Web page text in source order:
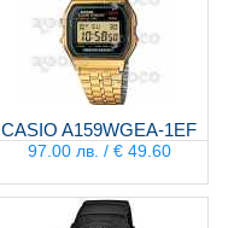
CASIO A159WGEA-1EF
97.00 лв. / € 49.60